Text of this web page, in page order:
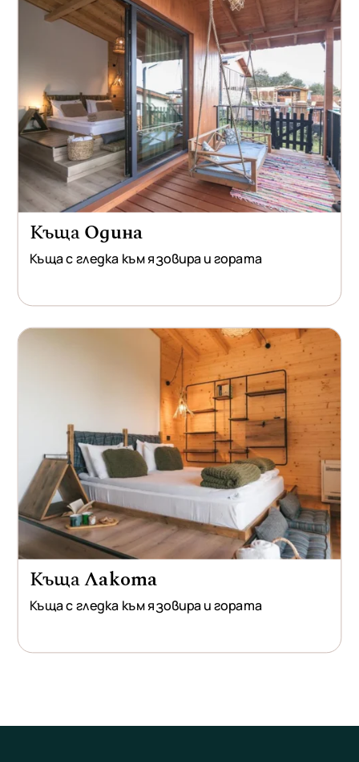
КъщаОдина
Къща с гледка към язовира и гората
КъщаЛакота
Къща с гледка към язовира и гората